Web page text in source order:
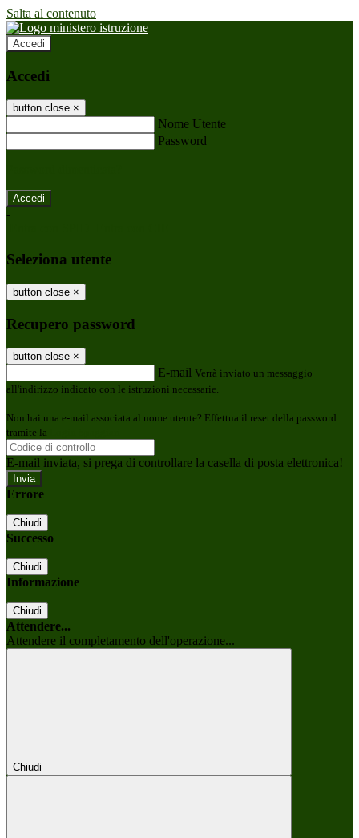
Salta al contenuto
Accedi
Accedi
button close ×
Nome Utente
Password
-
Seleziona utente
button close ×
Recupero password
button close ×
E-mail Verrà inviato un messaggio
all'indirizzo indicato con le istruzioni necessarie.
Non hai una e-mail associata al nome utente? Effettua il reset della password
tramite la
E-mail inviata, si prega di controllare la casella di posta elettronica!
Errore
Chiudi
Successo
Chiudi
Informazione
Chiudi
Attendere...
Attendere il completamento dell'operazione...
Chiudi